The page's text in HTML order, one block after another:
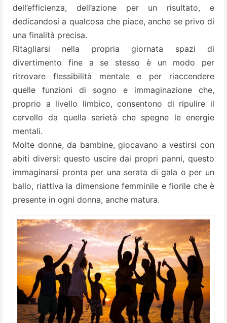
dell’efficienza, dell’azione per un risultato, e
dedicandosi a qualcosa che piace, anche se privo di
una finalità precisa.
Ritagliarsi nella propria giornata spazi di
divertimento fine a se stesso è un modo per
ritrovare flessibilità mentale e per riaccendere
quelle funzioni di sogno e immaginazione che,
proprio a livello limbico, consentono di ripulire il
cervello da quella serietà che spegne le energie
mentali.
Molte donne, da bambine, giocavano a vestirsi con
abiti diversi: questo uscire dai propri panni, questo
immaginarsi pronta per una serata di gala o per un
ballo, riattiva la dimensione femminile e fiorile che è
presente in ogni donna, anche matura.